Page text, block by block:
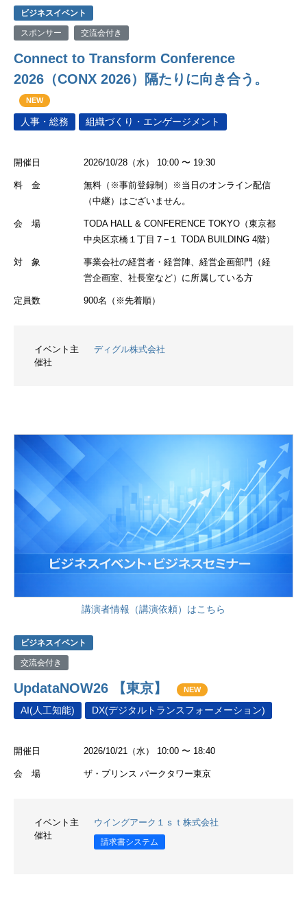
ビジネスイベント
スポンサー 交流会付き
Connect to Transform Conference
2026（CONX 2026）隔たりに向き合う。
NEW
人事・総務 組織づくり・エンゲージメント
開催日 2026/10/28（水） 10:00 〜 19:30
料 金
無料（※事前登録制）※当日のオンライン配信
（中継）はございません。
会 場
TODA HALL & CONFERENCE TOKYO（東京都
中央区京橋１丁目７−１ TODA BUILDING 4階）
対 象
事業会社の経営者・経営陣、経営企画部門（経
営企画室、社長室など）に所属している方
定員数 900名（※先着順）
イベント主
催社
ディグル株式会社
講演者情報（講演依頼）はこちら
ビジネスイベント
交流会付き
UpdataNOW26 【東京】 NEW
AI(人工知能) DX(デジタルトランスフォーメーション)
開催日 2026/10/21（水） 10:00 〜 18:40
会 場 ザ・プリンス パークタワー東京
イベント主
催社
ウイングアーク１ｓｔ株式会社
請求書システム